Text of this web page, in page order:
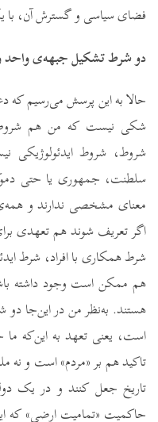
فضای سیاسی و گسترش آن،
دو شرط تشکیل جبهه‌ی واحد
حالا به این پرسش می‌رسیم که
شکی نیست که من هم
شروط، شروط ایدئولوژیکی
سلطنت، جمهوری یا حتی
معنای مشخصی ندارند و
اگر تعریف شوند هم تعهدی
شرط همکاری با افراد، شرط
هم ممکن است وجود داشته
هستند. به‌نظر من در این‌جا
است، یعنی تعهد به این‌که
تاکید هم بر «مردم» است و نه
تاریخ جعل کنند و در یک
حاکمیت «تمامیت ارضی» که